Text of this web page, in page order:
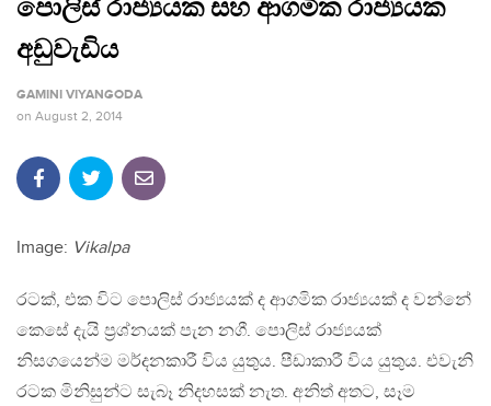
පොලිස් රාජ්‍යයක සහ ආගමික රාජ්‍යයක
අඩුවැඩිය
GAMINI VIYANGODA
on August 2, 2014
Image: Vikalpa
රටක්, එක විට පොලිස් රාජ්‍යයක් ද ආගමික රාජ්‍යයක් ද වන්නේ
කෙසේ දැයි ප‍්‍රශ්නයක් පැන නගී. පොලිස් රාජ්‍යයක්
නිසගයෙන්ම මර්දනකාරී විය යුතුය. පීඩාකාරී විය යුතුය. එවැනි
රටක මිනිසුන්ට සැබෑ නිදහසක් නැත. අනිත් අතට, සෑම